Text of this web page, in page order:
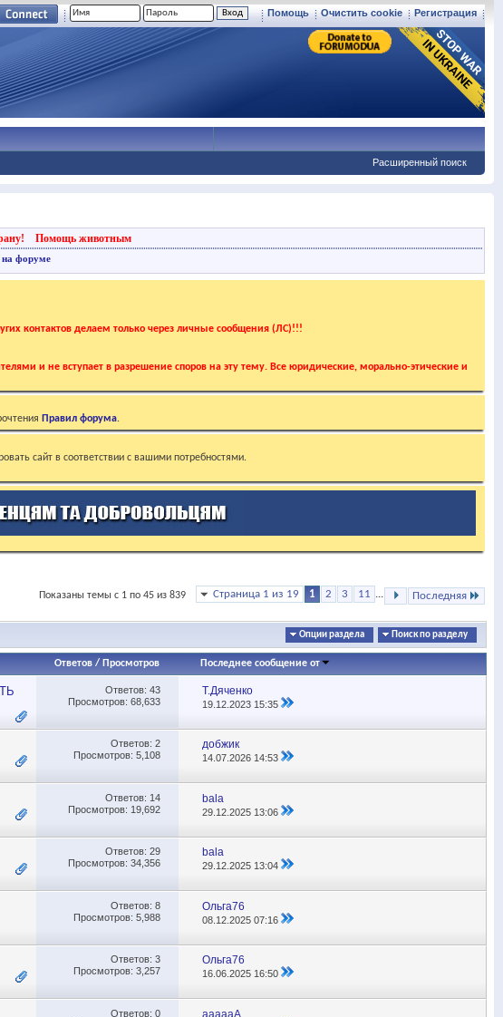
Регистрация
Очистить cookie
Помощь
Расширенный поиск
Помощь животным
на форуме
контактов делаем только через личные сообщения (ЛС)!!!
и не вступает в разрешение споров на эту тему. Все юридические, морально-этические и
Правил форума.
сайт в соответствии с вашими потребностями.
Страница 1 из 19 1 2 3 11 ... Последняя
Показаны темы с 1 по 45 из 839
Опции раздела Поиск по разделу
Ответов/ Просмотров Последнее сообщение от
Ответов: 43
Просмотров: 68,633
Т.Дяченко
19.12.2023 15:35
Ответов: 2
Просмотров: 5,108
добжик
14.07.202614:53
Ответов: 14
Просмотров: 19,692
bala
29.12.2025 13:06
Ответов: 29
Просмотров: 34,356
bala
29.12.202513:04
Ответов: 8
Просмотров: 5,988
Ольга76
08.12.202507:16
Ответов: 3
Просмотров: 3,257
Ольга76
16.06.2025 16:50
Ответов: 0
aaaaaA